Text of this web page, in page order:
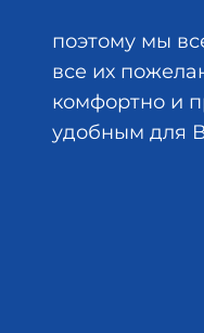
поэтому мы
все их
комфортно и
удобным для